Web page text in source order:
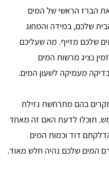
הברז הראשי של המים
שלכם, במידה והמחוג
שלכם מזייף. מה שעליכם
נציג מרשות המים
מעמיקה לשעון המים.
בהם מתרחשת נזילת
תוכלו לדעת האם זה מאחד
דוד וכמות המים
המים שלכם נהיה חלש מאוד.